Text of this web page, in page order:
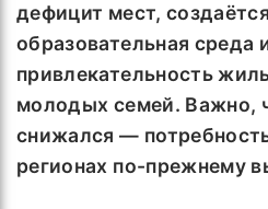
дефицит мест,
образовательная среда
привлекательность
молодых семей. Важно,
снижался —
регионах по-прежнему